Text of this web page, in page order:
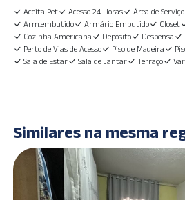
Aceita Pet Acesso 24 Horas Área de Serviço
Arm.embutido
Armário Embutido Closet
Cozinha Americana
Depósito Despensa
Perto de Vias de Acesso
Piso de Madeira
Sala de Estar
Sala de Jantar Terraço
Similares na mesma